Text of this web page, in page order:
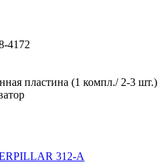
4172
пластина (1 компл./ 2-3 шт.)
312-A